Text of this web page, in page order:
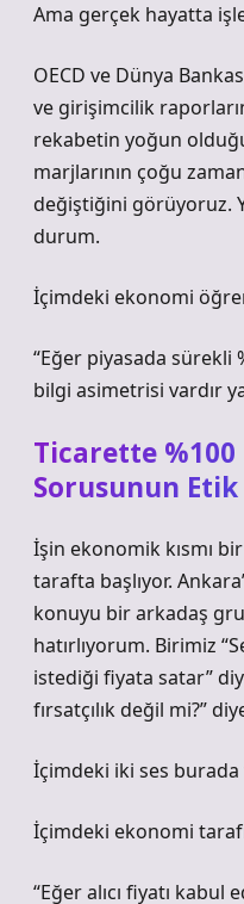
Ama gerçek hayatta
OECD ve Dünya
ve girişimcilik
rekabetin yoğun
marjlarının çoğu
değiştiğini görüyoruz.
durum.
İçimdeki ekonomi
“Eğer piyasada sürekli
bilgi asimetrisi vardır
Ticarette
Sorusunun
İşin ekonomik kısmı
tarafta başlıyor.
konuyu bir arkadaş
hatırlıyorum. Birimiz
istediği fiyata satar”
fırsatçılık değil mi?”
İçimdeki iki ses burada
İçimdeki ekonomi
“Eğer alıcı fiyatı